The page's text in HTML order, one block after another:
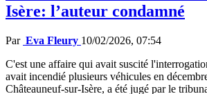
Isère: l’auteur condamné
Par Eva Fleury 10/02/2026, 07:54
C'est une affaire qui avait suscité
avait incendié plusieurs véhicules en
Châteauneuf-sur-Isère, a été jugé par le